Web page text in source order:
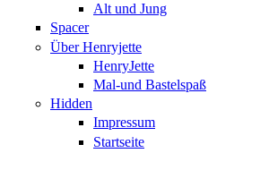
Alt und Jung
Spacer
Über Henryjette
HenryJette
Mal-und Bastelspaß
Hidden
Impressum
Startseite